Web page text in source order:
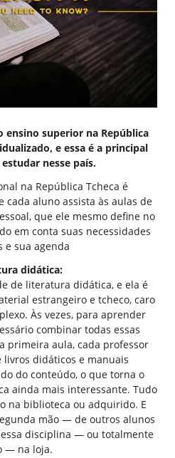
ensino superior na República
e essa é a principal
nesse país.
na República Tcheca é
aluno assista às aulas de
que ele mesmo define no
em conta suas necessidades
e sua agenda
didática:
de literatura didática, e ela é
estrangeiro e tcheco, caro
Às vezes, para aprender
combinar todas essas
primeira aula, cada professor
didáticos e manuais
do conteúdo, o que torna o
ainda mais interessante. Tudo
na biblioteca ou adquirido. E
mão — de outros alunos
disciplina — ou totalmente
— na loja.